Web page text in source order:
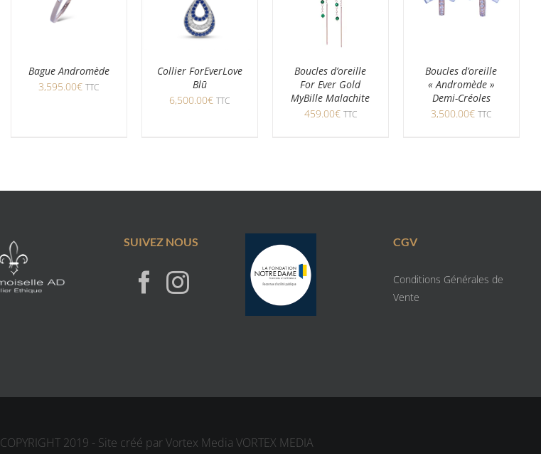
Bague Andromède
3,595.00€ TTC
Collier ForEverLove
Blū
6,500.00€ TTC
Boucles d’oreille
For Ever Gold
MyBille Malachite
459.00€ TTC
Boucles d’oreille
« Andromède »
Demi-Créoles
3,500.00€ TTC
SUIVEZ NOUS CGV
Conditions Générales de
Vente
COPYRIGHT 2019 - Site créé par Vortex Media VORTEX MEDIA